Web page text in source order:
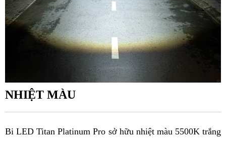
NHIỆT MÀU
Bi LED Titan Platinum Pro sở hữu nhiệt màu 5500K trắng